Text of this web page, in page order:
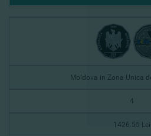
Moldova in Zona Unica
4
1426.55 Lei